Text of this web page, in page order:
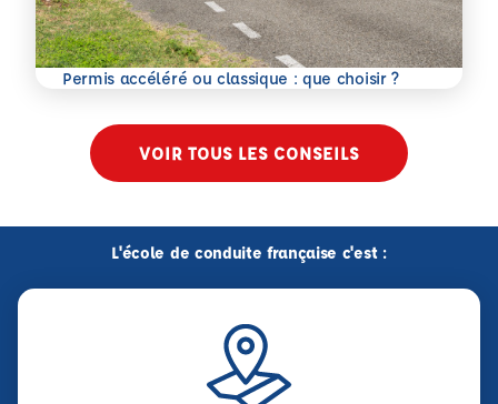
Permis accéléré ou classique : que choisir ?
En savoir plus
VOIR TOUS LES CONSEILS
L'école de conduite française c'est :